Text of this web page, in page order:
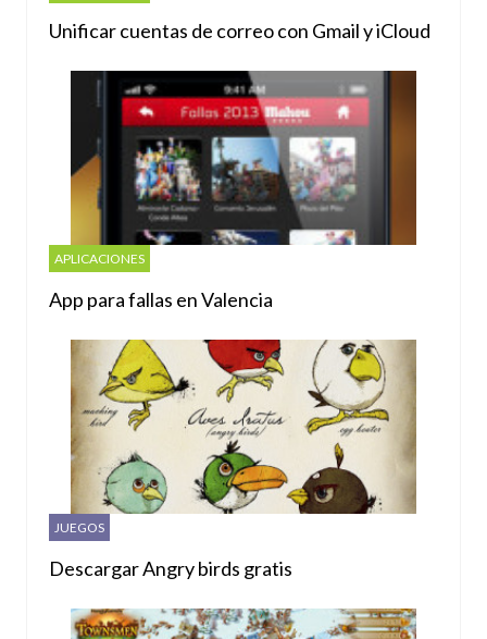
Unificar cuentas de correo con Gmail y iCloud
APLICACIONES
App para fallas en Valencia
JUEGOS
Descargar Angry birds gratis